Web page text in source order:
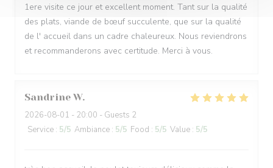
1ere visite ce jour et excellent moment. Tant sur la qualité
des plats, viande de bœuf succulente, que sur la qualité
de l' accueil dans un cadre chaleureux. Nous reviendrons
et recommanderons avec certitude. Merci à vous.
Sandrine W
2026-08-01 - 20:00 - Guests 2
Service : 5/5 Ambiance : 5/5 Food : 5/5 Value : 5/5